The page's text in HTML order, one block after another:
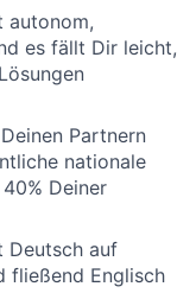
autonom,
es fällt Dir leicht,
Partnern
nationale
Deiner
Deutsch auf
fließend Englisch